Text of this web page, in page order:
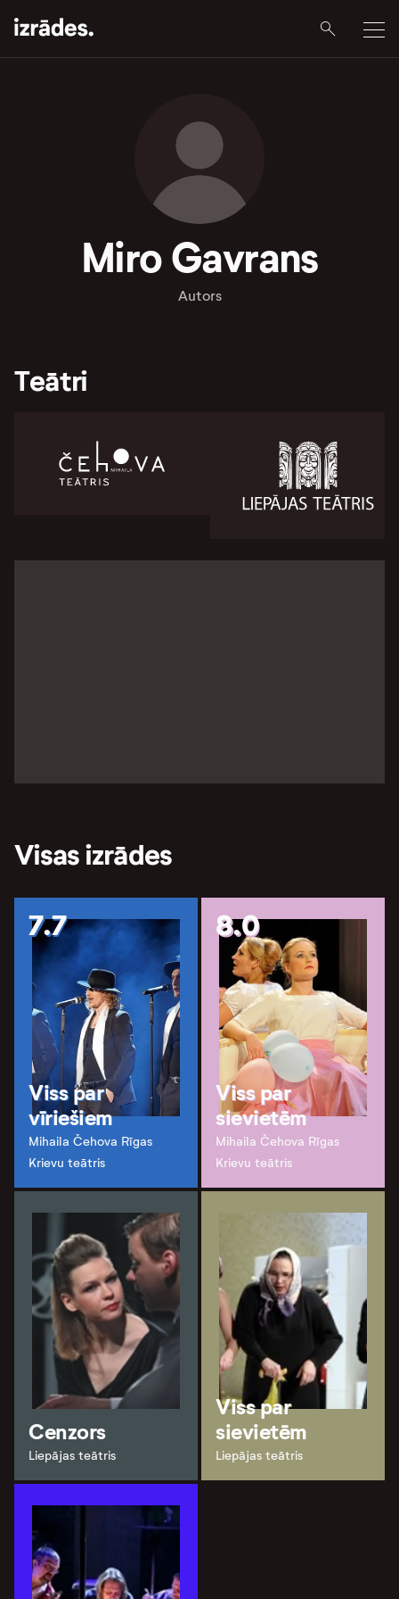
Miro Gavrans
Autors
Teātri
Visas izrādes
7.7
Viss par
vīriešiem
Mihaila Čehova Rīgas
Krievu teātris
8.0
Viss par
sievietēm
Mihaila Čehova Rīgas
Krievu teātris
Cenzors
Liepājas teātris
Viss par
sievietēm
Liepājas teātris